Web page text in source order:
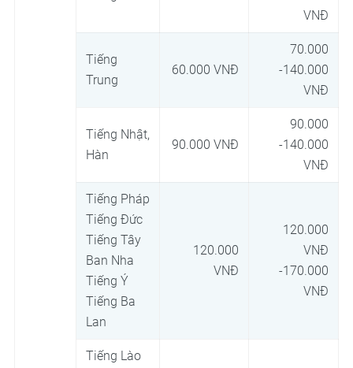
VNĐ
Tiếng
Trung
60.000 VNĐ
70.000
-140.000
VNĐ
Tiếng Nhật,
Hàn
90.000 VNĐ
90.000
-140.000
VNĐ
Tiếng Pháp
Tiếng Đức
Tiếng Tây
Ban Nha
Tiếng Ý
Tiếng Ba
Lan
120.000
VNĐ
120.000
VNĐ
-170.000
VNĐ
Tiếng Lào